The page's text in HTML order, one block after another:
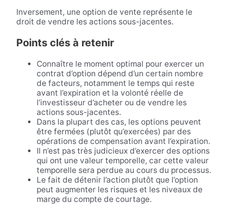
Inversement, une option de vente représente le
droit de vendre les actions sous-jacentes.
Points clés à retenir
Connaître le moment optimal pour exercer un
contrat d’option dépend d’un certain nombre
de facteurs, notamment le temps qui reste
avant l’expiration et la volonté réelle de
l’investisseur d’acheter ou de vendre les
actions sous-jacentes.
Dans la plupart des cas, les options peuvent
être fermées (plutôt qu’exercées) par des
opérations de compensation avant l’expiration.
Il n’est pas très judicieux d’exercer des options
qui ont une valeur temporelle, car cette valeur
temporelle sera perdue au cours du processus.
Le fait de détenir l’action plutôt que l’option
peut augmenter les risques et les niveaux de
marge du compte de courtage.